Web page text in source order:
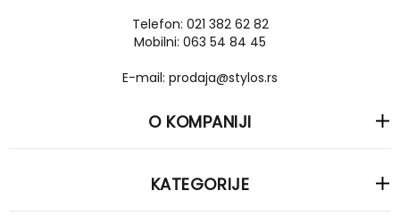
Telefon: 021 382 62 82
Mobilni: 063 54 84 45
E-mail: prodaja@stylos.rs
O KOMPANIJI
KATEGORIJE